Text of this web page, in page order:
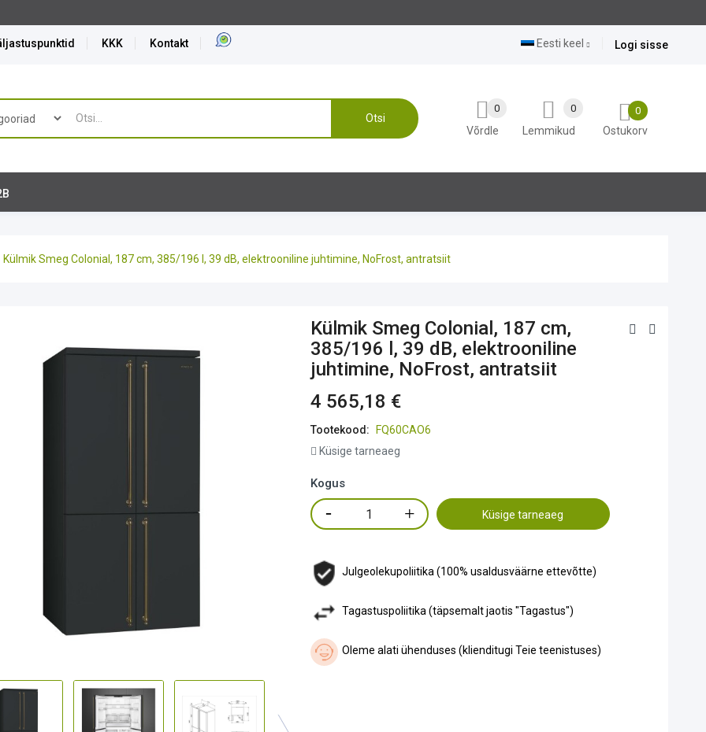
KKK
Kontakt
Logi sisse
Eesti keel
Otsi
0
Ostukorv
Lemmikud
0
Võrdle
0
Külmik Smeg Colonial, 187 cm, 385/196 l, 39 dB, elektrooniline juhtimine, NoFrost, antratsiit
Külmik Smeg Colonial, 187 cm,
385/196 l, 39 dB, elektrooniline
juhtimine, NoFrost, antratsiit
4 565,18 €
Tootekood:
FQ60CAO6
Küsige tarneaeg
Kogus
Küsige tarneaeg
Julgeolekupoliitika (100% usaldusväärne ettevõtte)
Tagastuspoliitika (täpsemalt jaotis "Tagastus")
Oleme alati ühenduses (klienditugi Teie teenistuses)